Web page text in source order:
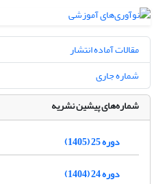
مقالات آماده انتشار
شماره جاری
شماره‌های پیشین نشریه
دوره 25 (1405)
دوره 24 (1404)